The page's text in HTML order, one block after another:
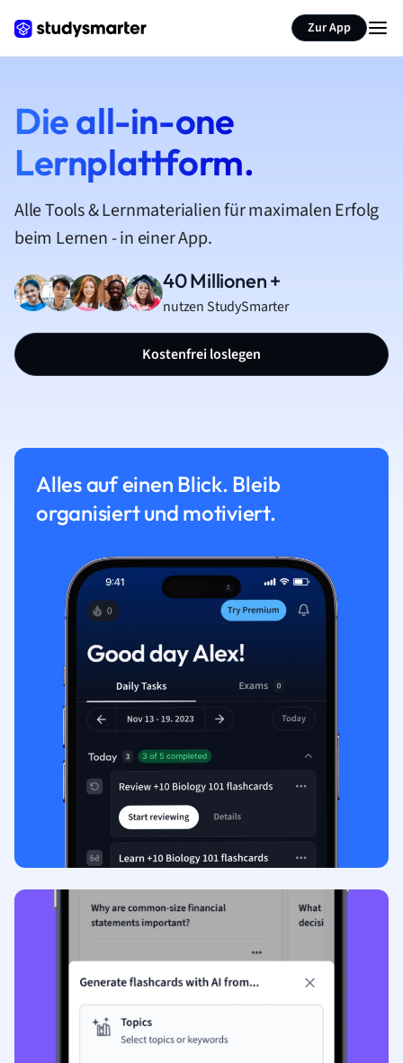
Zur App
Die all-in-one
Lernplattform.
Alle Tools & Lernmaterialien für maximalen Erfolg
beim Lernen - in einer App.
40 Millionen +
nutzen StudySmarter
Kostenfrei loslegen
Alles auf einen Blick. Bleib
organisiert und motiviert.